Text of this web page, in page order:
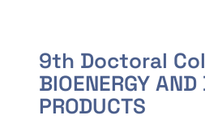
9th Doctoral
BIOENERGY
PRODUCTS